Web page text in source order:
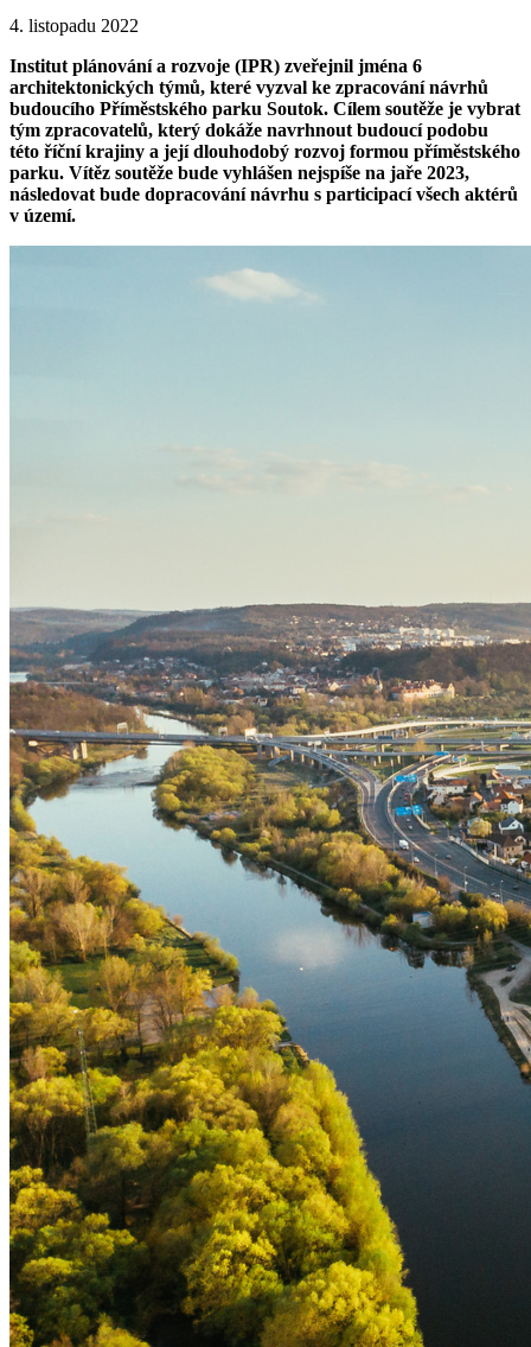
4. listopadu 2022
Institut plánování a rozvoje (IPR) zveřejnil jména 6
architektonických týmů, které vyzval ke zpracování návrhů
budoucího Příměstského parku Soutok. Cílem soutěže je vybrat
tým zpracovatelů, který dokáže navrhnout budoucí podobu
této říční krajiny a její dlouhodobý rozvoj formou příměstského
parku. Vítěz soutěže bude vyhlášen nejspíše na jaře 2023,
následovat bude dopracování návrhu s participací všech aktérů
v území.